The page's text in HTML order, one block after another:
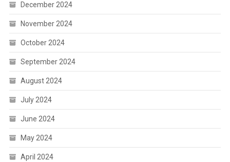
December 2024
November 2024
October 2024
September 2024
August 2024
July 2024
June 2024
May 2024
April 2024